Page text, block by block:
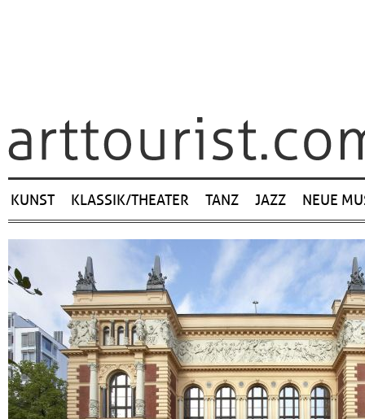
Navigation
KUNST KLASSIK/THEATER TANZ JAZZ NEUE